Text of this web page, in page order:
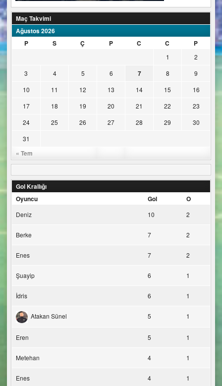
Maç Takvimi
Ağustos 2026
P
S Ç P C C P
« Tem
1
2
3
4 5 6 7 8
9
10
11 12 13 14 15
16
17
18 19 20 21 22
23
24
25 26 27 28 29
30
31
Gol Krallığı
Oyuncu
Gol O
Deniz 10 2
Berke 7 2
Enes 7 2
Şuayip 6 1
İdris 6 1
Atakan Sünel 5 1
Eren 5 1
Metehan 4 1
Enes 4 1